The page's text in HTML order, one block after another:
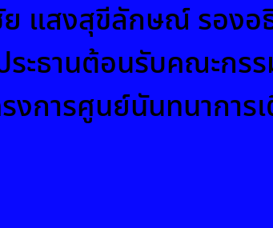
แสงสุขีลักษณ์ รองอ
ะธานต้อนรับคณะกร
งการศูนย์นันทนากา